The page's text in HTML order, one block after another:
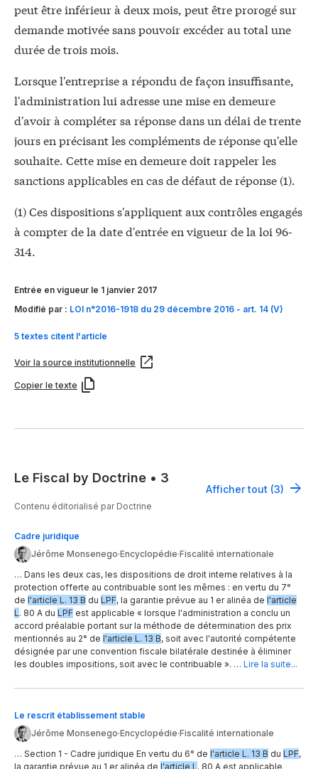
peut être inférieur à deux mois, peut être prorogé sur
demande motivée sans pouvoir excéder au total une
durée de trois mois.
Lorsque l'entreprise a répondu de façon insuffisante,
l'administration lui adresse une mise en demeure
d'avoir à compléter sa réponse dans un délai de trente
jours en précisant les compléments de réponse qu'elle
souhaite. Cette mise en demeure doit rappeler les
sanctions applicables en cas de défaut de réponse (1).
(1) Ces dispositions s'appliquent aux contrôles engagés
à compter de la date d'entrée en vigueur de la loi 96-
314.
Entrée en vigueur le 1 janvier 2017
Modifié par : LOI n°2016-1918 du 29 décembre 2016 - art. 14 (V)
5 textes citent l'article
Voir la source institutionnelle
Copier le texte
Le Fiscal by Doctrine • 3
Afficher tout (3)
Contenu éditorialisé par Doctrine
Cadre juridique
Jérôme Monsenego·Encyclopédie·Fiscalité internationale
… Dans les deux cas, les dispositions de droit interne relatives à la
protection offerte au contribuable sont les mêmes : en vertu du 7°
de l'article L. 13 B du LPF, la garantie prévue au 1 er alinéa de l'article
L. 80 A du LPF est applicable « lorsque l'administration a conclu un
accord préalable portant sur la méthode de détermination des prix
mentionnés au 2° de l'article L. 13 B, soit avec l'autorité compétente
désignée par une convention fiscale bilatérale destinée à éliminer
les doubles impositions, soit avec le contribuable ». … Lire la suite...
Le rescrit établissement stable
Jérôme Monsenego·Encyclopédie·Fiscalité internationale
… Section 1 - Cadre juridique En vertu du 6° de l'article L. 13 B du LPF,
la garantie prévue au 1 er alinéa de l'article L . 80 A est applicable